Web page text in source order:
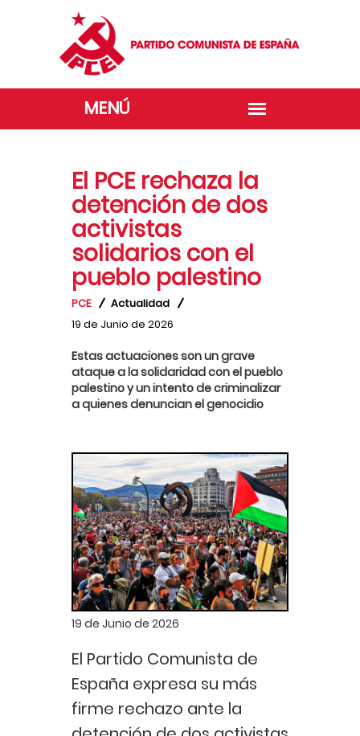
El PCE rechaza la
detención de dos
activistas
solidarios con el
pueblo palestino
PCE
Actualidad
19 de Junio de 2026
Estas actuaciones son un grave
ataque a la solidaridad con el pueblo
palestino y un intento de criminalizar
a quienes denuncian el genocidio
19 de Junio de 2026
El Partido Comunista de
España expresa su más
firme rechazo ante la